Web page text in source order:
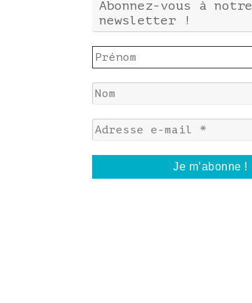
Abonnez-vous à notre
newsletter !